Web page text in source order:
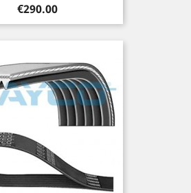
Price
€290.00